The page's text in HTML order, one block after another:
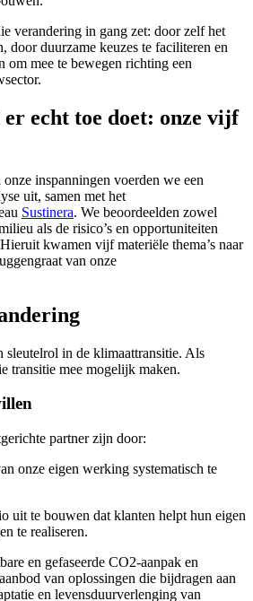
verandering in gang zet: door zelf het
door duurzame keuzes te faciliteren en
om mee te bewegen richting een
er echt toe doet: onze vijf
inspanningen voerden we een
uit, samen met het
Sustinera. We beoordeelden zowel
als de risico’s en opportuniteiten
kwamen vijf materiële thema’s naar
van onze
sleutelrol in de klimaattransitie. Als
transitie mee mogelijk maken.
partner zijn door:
onze eigen werking systematisch te
uit te bouwen dat klanten helpt hun eigen
te realiseren.
en gefaseerde CO2-aanpak en
van oplossingen die bijdragen aan
en levensduurverlenging van